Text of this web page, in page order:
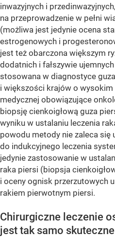
inwazyjnych i
na przeprowadzenie w pełni
(możliwa jest jedynie ocena
estrogenowych i
jest też obarczona większym
dodatnich i fałszywie
stosowana w diagnostyce
i większości krajów o
medycznej obowiązujące
biopsję cienkoigłową guza
wyniku w ustalaniu leczenia
powodu metody nie zaleca się
do indukcyjnego leczenia
jedynie zastosowanie w
raka piersi (biopsja
i oceny ognisk przerzutowych
rakiem pierwotnym piersi.
Chirurgiczne leczenie
jest tak samo